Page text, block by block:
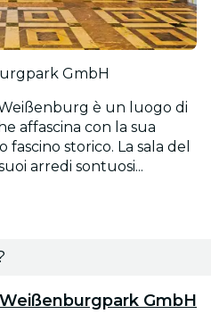
GmbH
è un luogo di
affascina con la sua
storico. La sala del
arredi sontuosi...
GmbH